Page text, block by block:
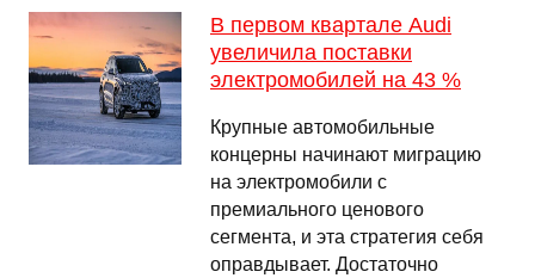
В первом квартале Audi
увеличила поставки
электромобилей на 43 %
Крупные автомобильные
концерны начинают миграцию
на электромобили с
премиального ценового
сегмента, и эта стратегия себя
оправдывает. Достаточно